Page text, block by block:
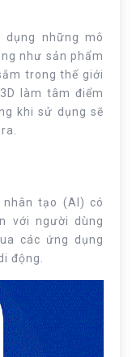
dụng những mô
như sản phẩm
trong thế giới
làm tâm điểm
khi sử dụng sẽ
tạo (AI) có
với người dùng
các ứng dụng
động.